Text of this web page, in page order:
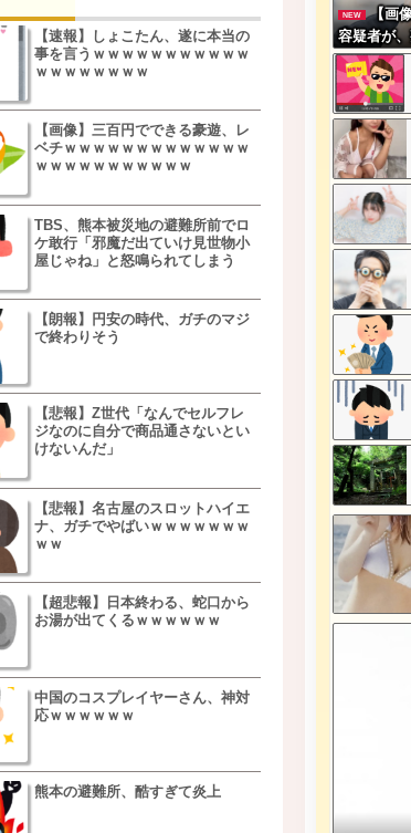
NEW
【画
容疑者が
て！！→
w w w w
【速報】しょこたん、遂に本当の
事を言うｗｗｗｗｗｗｗｗｗｗｗ
ｗｗｗｗｗｗｗｗ
【画像】三百円でできる豪遊、レ
ベチｗｗｗｗｗｗｗｗｗｗｗｗｗ
ｗｗｗｗｗｗｗｗｗｗｗ
TBS、熊本被災地の避難所前でロ
ケ敢行「邪魔だ出ていけ見世物小
屋じゃね」と怒鳴られてしまう
【朗報】円安の時代、ガチのマジ
で終わりそう
【悲報】Z世代「なんでセルフレ
ジなのに自分で商品通さないとい
けないんだ」
【悲報】名古屋のスロットハイエ
ナ、ガチでやばいｗｗｗｗｗｗｗ
ｗｗ
【超悲報】日本終わる、蛇口から
お湯が出てくるｗｗｗｗｗｗ
中国のコスプレイヤーさん、神対
応ｗｗｗｗｗｗ
熊本の避難所、酷すぎて炎上
松本若菜(42歳)とかいう突然現れ
た美人おばさん女優ｗｗｗｗｗｗ
ｗ
鬼越トマホーク良ちゃん、吉本を
事実上のクビにｗｗｗ
【画像】キモいオジサンが着てる
服一覧がこちらｗｗｗｗｗｗｗｗ
ｗ
【速報】しょこたん、遂に本当の
事を言うｗｗｗｗｗｗｗｗｗｗｗ
【朗報】NOギルティ炭酸、登場
ｗｗｗｗｗｗｗｗｗｗｗｗ
【画像】例の梨を5000個失った農
家さん、少し流れが変わってくる
【悲報】日本、ついに駅そばの値
段が限界突破ｗｗｗｗｗｗｗｗｗ
【悲報】すき家、炎上ｗｗｗｗｗ
【画像】三百円でできる豪遊、レ